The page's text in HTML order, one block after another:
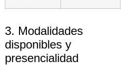
3. Modalidades
disponibles y
presencialidad